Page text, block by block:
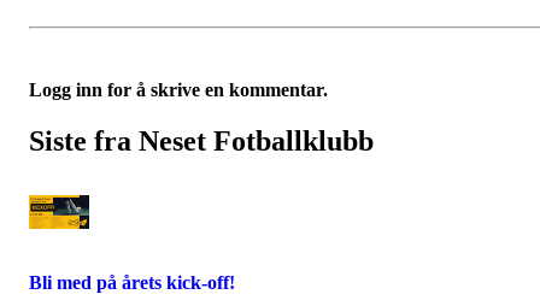
Logg inn for å skrive en kommentar.
Siste fra Neset Fotballklubb
Bli med på årets kick-off!